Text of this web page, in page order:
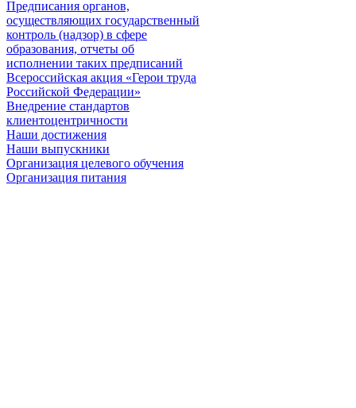
Предписания органов,
осуществляющих государственный
контроль (надзор) в сфере
образования, отчеты об
исполнении таких предписаний
Всероссийская акция «Герои труда
Российской Федерации»
Внедрение стандартов
клиентоцентричности
Наши достижения
Наши выпускники
Организация целевого обучения
Организация питания